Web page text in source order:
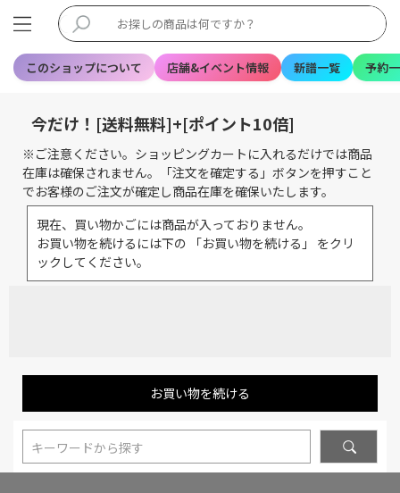
このショップについて 店舗&イベント情報 新譜一覧 予約
今だけ！[送料無料]+[ポイント10倍]
※ご注意ください。ショッピングカートに入れるだけでは商品
在庫は確保されません。「注文を確定する」ボタンを押すこと
でお客様のご注文が確定し商品在庫を確保いたします。
現在、買い物かごには商品が入っておりません。
お買い物を続けるには下の 「お買い物を続ける」 をクリ
ックしてください。
お買い物を続ける
キーワードから探す